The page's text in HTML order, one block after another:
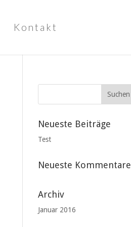
Kontakt
Neueste Beiträge
Test
Neueste Kommentare
Archiv
Januar 2016